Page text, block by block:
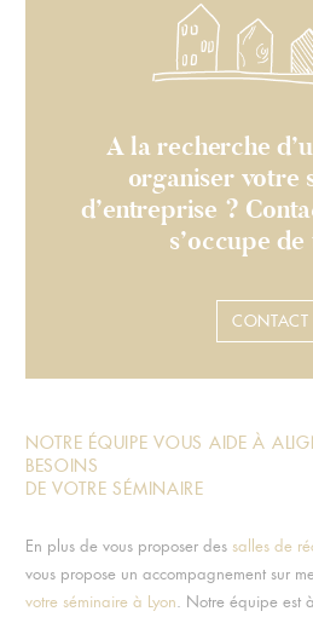
A la recherche
organiser votre
d’entreprise ?
s’occupe
CONTACT
NOTRE ÉQUIPE VOUS AIDE À
BESOINS
DE VOTRE SÉMINAIRE
En plus de vous proposer des salles de
vous propose un accompagnement sur
votre séminaire à Lyon. Notre équipe est